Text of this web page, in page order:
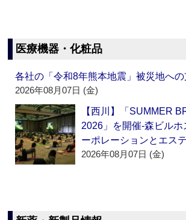
医療機器・化粧品
各社の「令和8年熊本地震」被災地への
2026年08月07日 (金)
【西川】「SUMMER
2026」を開催‐森ビル
ーポレーションとエス
2026年08月07日 (金)